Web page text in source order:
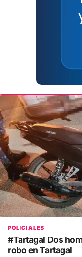
POLICIALES
#Tartagal Dos
robo en Tartagal